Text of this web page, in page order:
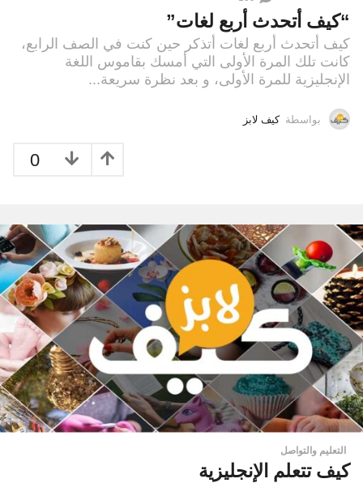
“كيف أتحدث أربع لغات”
كيف أتحدث أربع لغات أتذكر حين كنت في الصف الرابع،
كانت تلك المرة الأولى التي أمسك بقاموس اللغة
الإنجليزية للمرة الأولى، و بعد نظرة سريعة...
بواسطة كيف لابز
0
التعليم والتواصل
كيف تتعلم الإنجليزية